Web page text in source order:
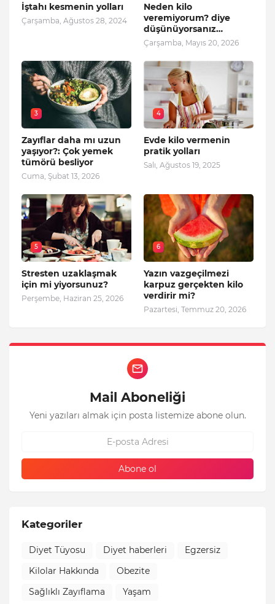
İştahı kesmenin yolları
Çarşamba, Ağustos 28, 2024
Neden kilo
veremiyorum? diye
düşünüyorsanız…
Çarşamba, Mayıs 20, 2026
3
Zayıflar daha mı uzun
yaşıyor?: Çok yemek
tümörü besliyor
Cuma, Şubat 13, 2026
4
Evde kilo vermenin
pratik yolları
Salı, Ağustos 19, 2025
5
Stresten uzaklaşmak
için mi yiyorsunuz?
Perşembe, Haziran 25, 2026
6
Yazın vazgeçilmezi
karpuz gerçekten kilo
verdirir mi?
Pazartesi, Temmuz 20, 2026
Mail Aboneliği
Yeni yazıları almak için posta listemize abone olun.
Kategoriler
Diyet Tüyosu Diyet haberleri
Egzersiz
Kilolar Hakkında
Obezite
Sağlıklı Zayıflama
Yaşam